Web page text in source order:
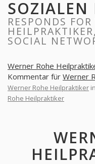
SOZIALEN
RESPONDS
SOCIAL
Werner Rohe
Kommentar für Werner
Werner Rohe Heilpraktiker
Rohe Heilpraktiker